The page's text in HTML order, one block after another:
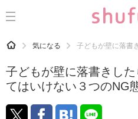
CATEGORY 記事カテゴリ
運気
洗濯
HOME 気になる 子どもが壁に落書
子どもが壁に落書きし
てはいけない３つのNG